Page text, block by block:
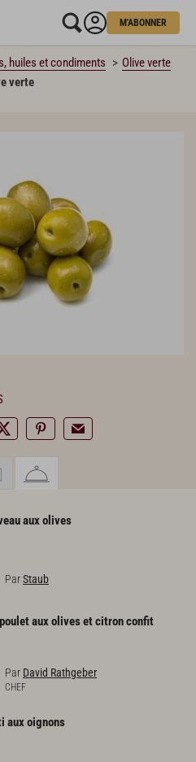
M'ABONNER
huiles et condiments
Olive verte
verte
auxolives
ParStaub
pouletauxolivesetcitronconfit
Par David Rathgeber
CHEF
auxoignons